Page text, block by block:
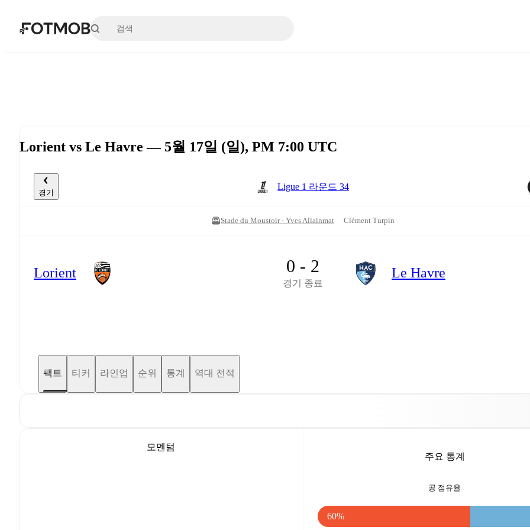
본문으로 건너뛰기
Lorient vs Le Havre — 5월 17일 (일), PM 7:00 UTC
경기
Ligue 1 라운드 34
Stade du Moustoir - Yves Allainmat Clément Turpin
Lorient 0 - 2
경기 종료
Le Havre
팩트 티커 라인업 순위 통계 역대 전적
모멘텀
주요 통계
공 점유율
60%